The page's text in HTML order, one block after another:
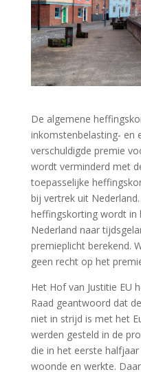
De algemene
inkomstenbelasting- en
verschuldigde premie
wordt verminderd met
toepasselijke
bij vertrek uit
heffingskorting wordt in
Nederland naar
premieplicht berekend.
geen recht op het
Het Hof van Justitie EU
Raad geantwoord dat
niet in strijd is met het
werden gesteld in de
die in het eerste
woonde en werkte.